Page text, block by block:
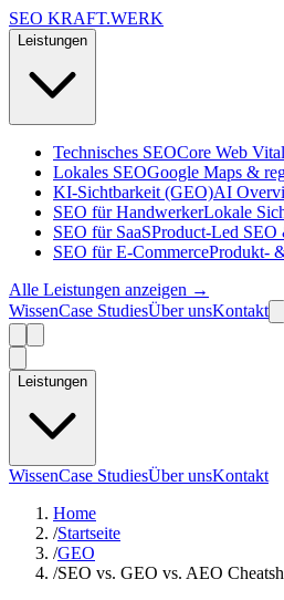
SEO KRAFT.WERK
Leistungen
Technisches SEOCore Web
Lokales SEOGoogle Maps &
KI-Sichtbarkeit (GEO)AI
SEO für HandwerkerLokale
SEO für SaaSProduct-Led
SEO für E-CommerceProdukt-
Alle Leistungen anzeigen →
WissenCase StudiesÜber unsKontakt
Leistungen
WissenCase StudiesÜber unsKontakt
Home
/Startseite
/GEO
/SEO vs. GEO vs. AEO